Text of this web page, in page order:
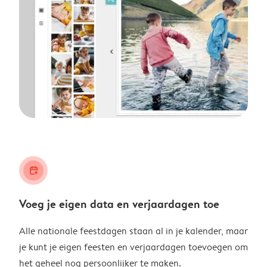
calendar_plus
Voeg je eigen data en verjaardagen toe
Alle nationale feestdagen staan al in je kalender, maar
je kunt je eigen feesten en verjaardagen toevoegen om
het geheel nog persoonlijker te maken.